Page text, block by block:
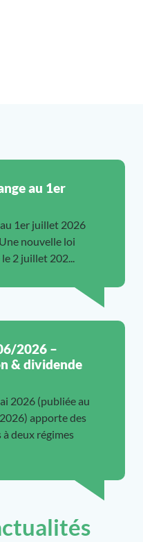
au 1er
1er juillet 2026
nouvelle loi
2 juillet 202...
2026 –
& dividende
2026 (publiée au
apporte des
deux régimes